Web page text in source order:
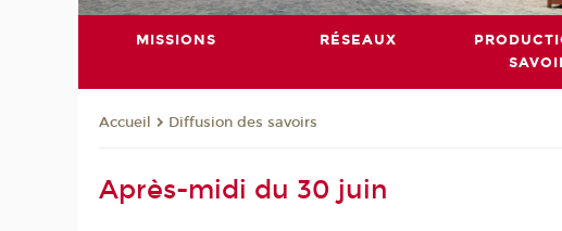
MISSIONS RÉSEAUX
Accueil Diffusion des savoirs
Après-midi du 30 juin